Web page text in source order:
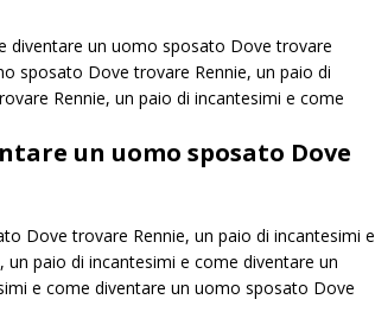
diventare un uomo sposato Dove trovare
sposato Dove trovare Rennie, un paio di
Rennie, un paio di incantesimi e come
un uomo sposato Dove
Dove trovare Rennie, un paio di incantesimi e
paio di incantesimi e come diventare un
e come diventare un uomo sposato Dove